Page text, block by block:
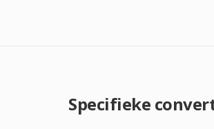
Specifieke